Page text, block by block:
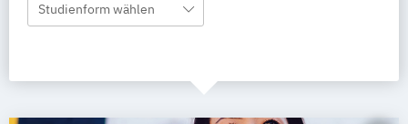
Studienform wählen